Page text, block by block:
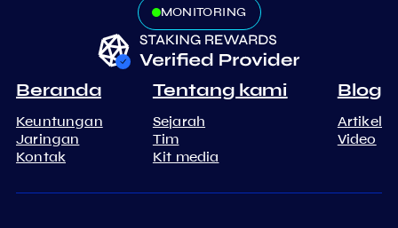
MONITORING
Beranda
Keuntungan
Jaringan
Kontak
Tentang kami
Sejarah
Tim
Kit media
Blog
Artikel
Video